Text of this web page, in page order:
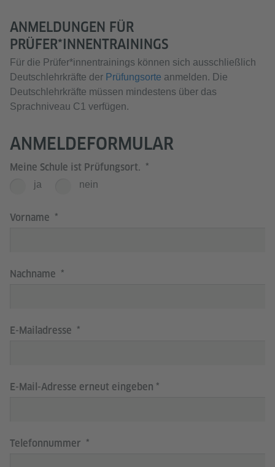
ANMELDUNGEN FÜR
PRÜFER*INNENTRAININGS
Für die Prüfer*innentrainings können sich ausschließlich
Deutschlehrkräfte der Prüfungsorte anmelden. Die
Deutschlehrkräfte müssen mindestens über das
Sprachniveau C1 verfügen.
ANMELDEFORMULAR
Meine Schule ist Prüfungsort.
ja nein
Vorname
Nachname
E-Mailadresse
E-Mail-Adresse erneut eingeben
Telefonnummer